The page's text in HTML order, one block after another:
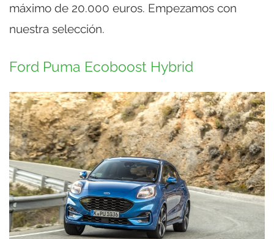
máximo de 20.000 euros. Empezamos con
nuestra selección.
Ford Puma Ecoboost Hybrid